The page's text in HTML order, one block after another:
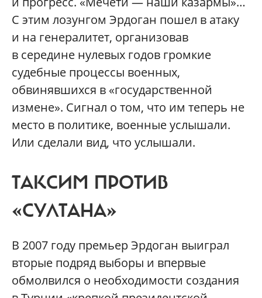
С этим лозунгом Эрдоган пошел в атаку
и на генералитет, организовав
в середине нулевых годов громкие
судебные процессы военных,
обвинявшихся в «государственной
измене». Сигнал о том, что им теперь не
место в политике, военные услышали.
Или сделали вид, что услышали.
ТАКСИМ ПРОТИВ
«СУЛТАНА»
В 2007 году премьер Эрдоган выиграл
вторые подряд выборы и впервые
обмолвился о необходимости создания